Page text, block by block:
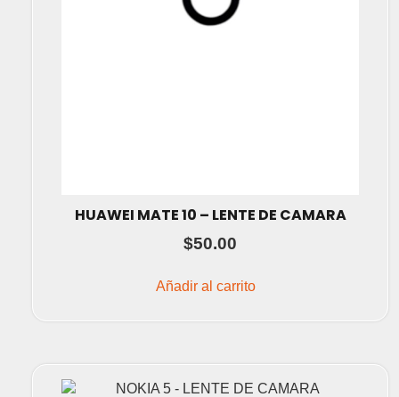
HUAWEI MATE 10 – LENTE DE CAMARA
$50.00
Añadir al carrito